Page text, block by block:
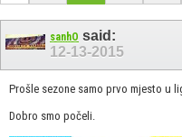
sanhO said:
12-13-2015
Prošle sezone samo prvo mjesto u
Dobro smo počeli.